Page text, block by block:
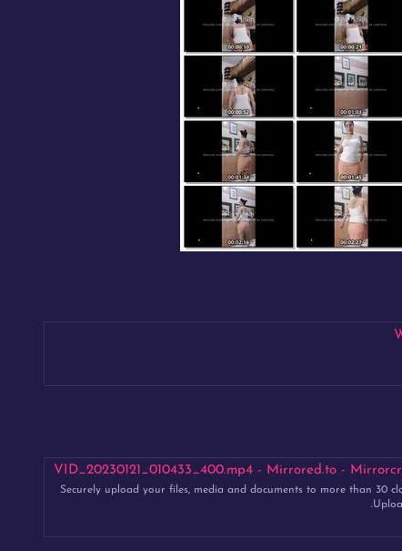
VID_20230121_010433_400.mp4 - Mirrored.to -
Securely upload your files, media and documents to more than 30